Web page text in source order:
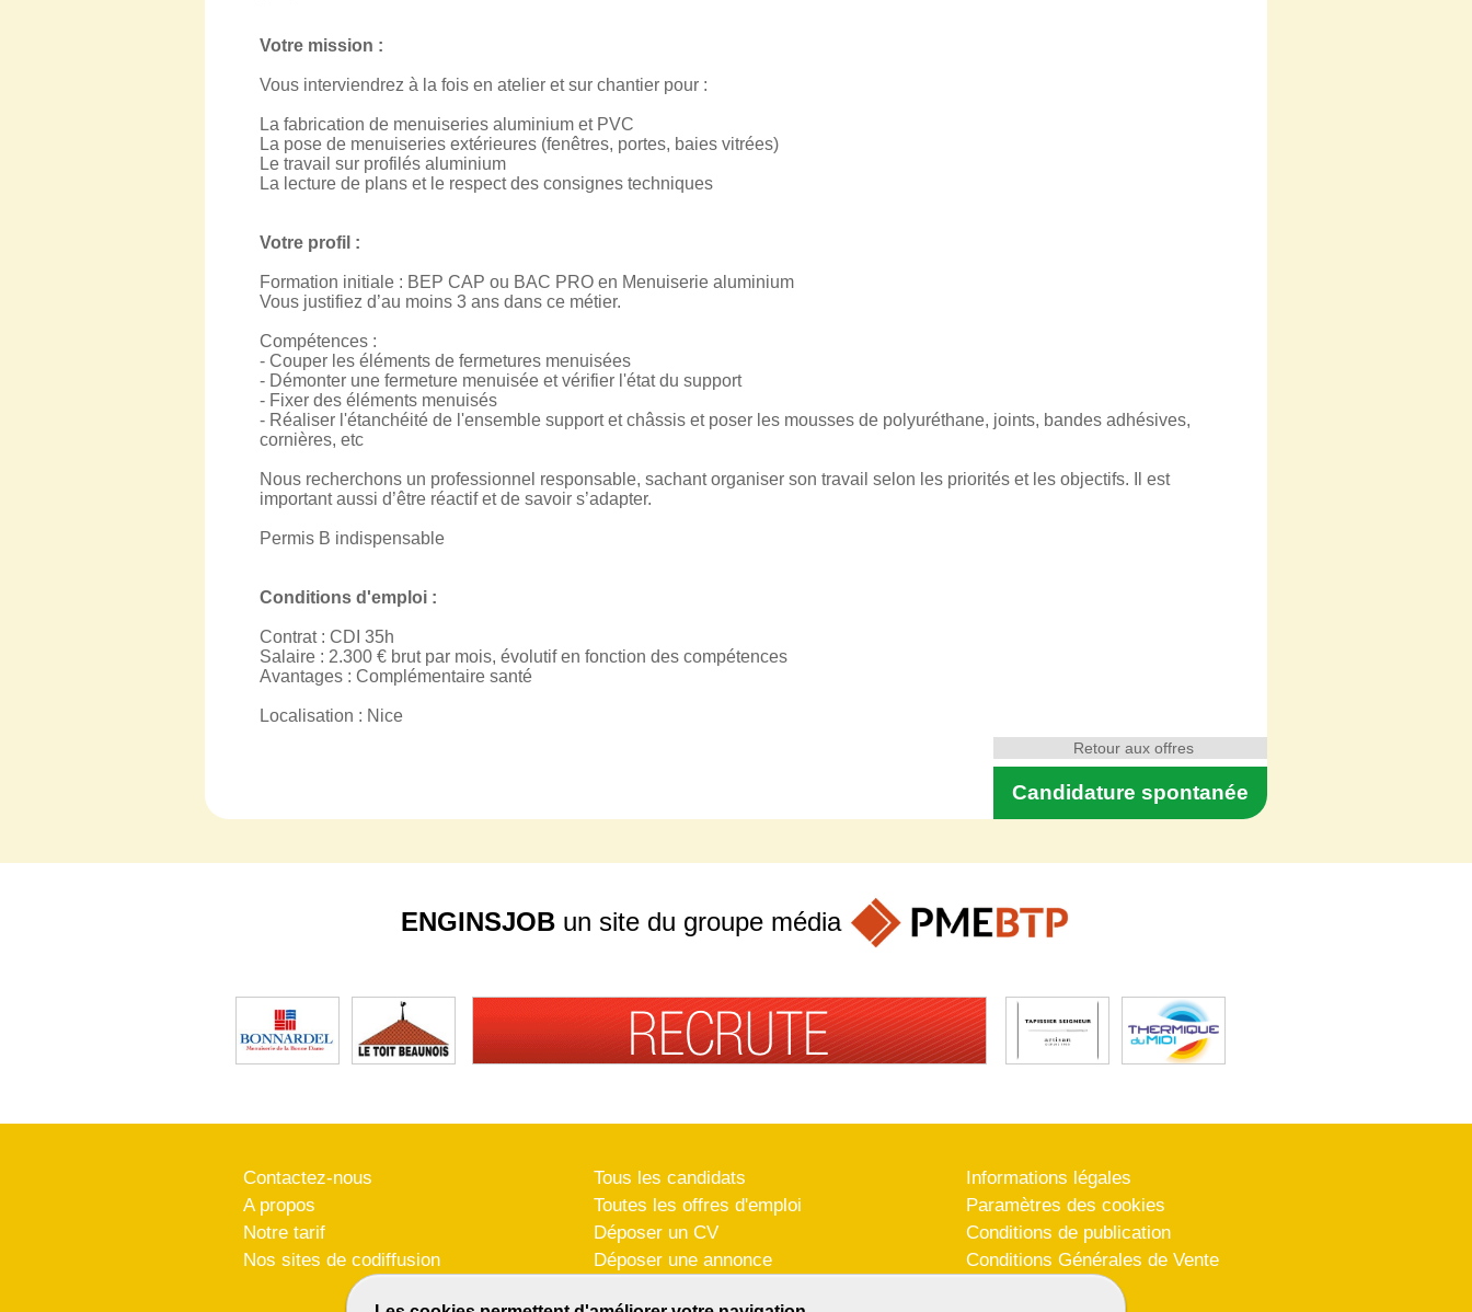
Votre mission :
Vous interviendrez à la fois en atelier et sur chantier pour :
La fabrication de menuiseries aluminium et PVC
La pose de menuiseries extérieures (fenêtres, portes, baies vitrées)
Le travail sur profilés aluminium
La lecture de plans et le respect des consignes techniques
Votre profil :
Formation initiale : BEP CAP ou BAC PRO en Menuiserie aluminium
Vous justifiez d’au moins 3 ans dans ce métier.
Compétences :
- Couper les éléments de fermetures menuisées
- Démonter une fermeture menuisée et vérifier l'état du support
- Fixer des éléments menuisés
- Réaliser l'étanchéité de l'ensemble support et châssis et poser les mousses de polyuréthane, joints, bandes adhésives,
cornières, etc
Nous recherchons un professionnel responsable, sachant organiser son travail selon les priorités et les objectifs. Il est
important aussi d’être réactif et de savoir s’adapter.
Permis B indispensable
Conditions d'emploi :
Contrat : CDI 35h
Salaire : 2.300 € brut par mois, évolutif en fonction des compétences
Avantages : Complémentaire santé
Localisation : Nice
Candidature spontanée
Retour aux offres
ENGINSJOB un site du groupe média
Contactez-nous
A propos
Notre tarif
Nos sites de codiffusion
Tous les candidats
Toutes les offres d'emploi
Déposer un CV
Déposer une annonce
Informations légales
Paramètres des cookies
Conditions de publication
Conditions Générales de Vente